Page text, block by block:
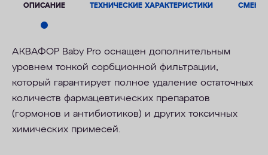
ОПИСАНИЕ ТЕХНИЧЕСКИЕ ХАРАКТЕРИСТИКИ
АКВАФОР Baby Pro оснащен дополнительным
уровнем тонкой сорбционной фильтрации,
который гарантирует полное удаление остаточных
количеств фармацевтических препаратов
(гормонов и антибиотиков) и других токсичных
химических примесей.